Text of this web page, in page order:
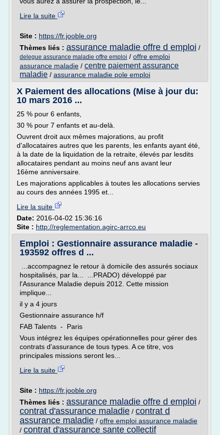
Lire la suite
Site : https://fr.jooble.org
Thèmes liés : assurance maladie offre d emploi /
delegue assurance maladie offre emploi / offre emploi
assurance maladie / centre paiement assurance
maladie / assurance maladie pole emploi
X Paiement des allocations (Mise à jour du:
10 mars 2016 ...
25 % pour 6 enfants,
30 % pour 7 enfants et au-delà.
Ouvrent droit aux mêmes majorations, au profit
d'allocataires autres que les parents, les enfants ayant été,
à la date de la liquidation de la retraite, élevés par lesdits
allocataires pendant au moins neuf ans avant leur
16ème anniversaire.
Les majorations applicables à toutes les allocations servies
au cours des années 1995 et...
Lire la suite
Date: 2016-04-02 15:36:16
Site : http://reglementation.agirc-arrco.eu
Emploi : Gestionnaire assurance maladie -
193592 offres d ...
...accompagnez le retour à domicile des assurés sociaux
hospitalisés, par la... ...PRADO) développé par
l'Assurance Maladie depuis 2012. Cette mission
implique...
il y a 4 jours
Gestionnaire assurance h/f
FAB Talents - Paris
Vous intégrez les équipes opérationnelles pour gérer des
contrats d'assurance de tous types. A ce titre, vos
principales missions seront les...
Lire la suite
Site : https://fr.jooble.org
Thèmes liés : assurance maladie offre d emploi /
contrat d'assurance maladie / contrat d
assurance maladie / offre emploi assurance maladie
/ contrat d'assurance sante collectif